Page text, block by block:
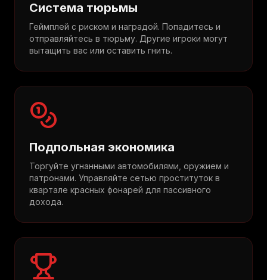
Система тюрьмы
Геймплей с риском и наградой. Попадитесь и
отправляйтесь в тюрьму. Другие игроки могут
вытащить вас или оставить гнить.
Подпольная экономика
Торгуйте угнанными автомобилями, оружием и
патронами. Управляйте сетью проституток в
квартале красных фонарей для пассивного
дохода.